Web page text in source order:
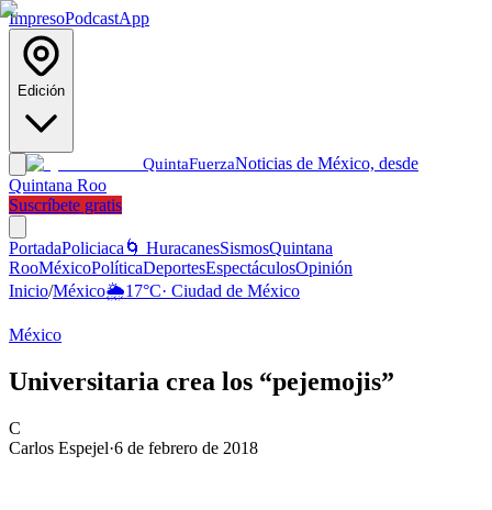
ImpresoPodcastApp
Edición
QuintaFuerzaNoticias de México, desde
Quintana Roo
Suscríbete gratis
PortadaPoliciaca 🌀 HuracanesSismosQuintana
RooMéxicoPolíticaDeportesEspectáculosOpinión
Inicio/México🌦️17°C· Ciudad de México
México
Universitaria crea los “pejemojis”
C
Carlos Espejel·6 de febrero de 2018